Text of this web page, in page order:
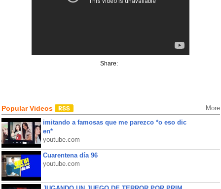
Share:
Popular Videos More
imitando a famosas que me parezco *o eso dic
en*
youtube.com
Cuarentena día 96
youtube.com